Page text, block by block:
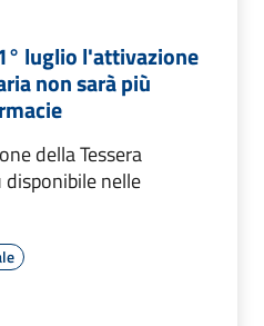
luglio l'attivazione
non sarà più
della Tessera
nelle